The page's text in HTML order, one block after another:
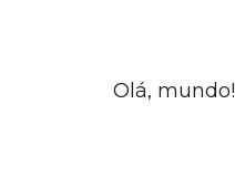
Olá, mundo!